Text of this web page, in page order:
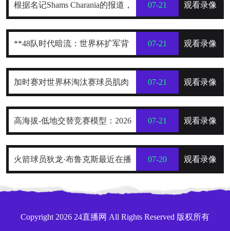
根据名记Shams Charania的报道，
詹姆斯已经把目标范围缩小到了热
07-21 观看录像
**48队时代暗流：世界杯扩军背
后的权力重构与利益争夺战**
07-21 观看录像
加时赛对世界杯淘汰赛球员肌肉
损伤的解剖学分布规律及关键诱因
07-21 观看录像
高海拔-低地交替竞赛模型：2026
世界杯跨海拔赛程的生理极限阈值
07-21 观看录像
火箭球员狄龙·布鲁克斯最近在播 07-20 观看录像
Copyright 2026 24直播网 All Rights Reserved 版权所有